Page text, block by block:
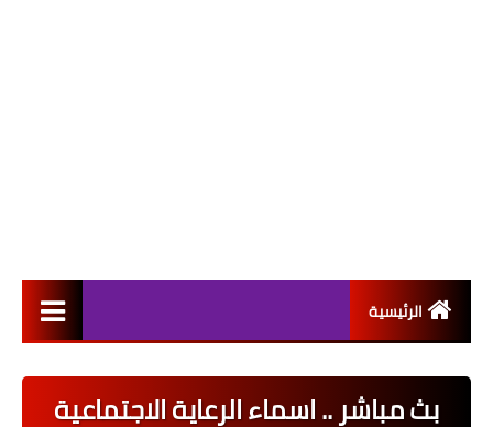
الرئيسية
اخبار القطاع العام
بث مباشر .. اسماء الرعاية الاجتماعية